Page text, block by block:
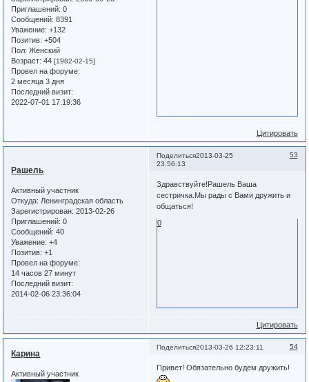
Приглашений: 0
Сообщений: 8391
Уважение: +132
Позитив: +504
Пол: Женский
Возраст: 44[1982-02-15]
Провел на форуме:
2 месяца 3 дня
Последний визит:
2022-07-01 17:19:36
Цитировать
Поделиться 53
2013-03-25
23:56:13
Рашель
Активный участник
Откуда: Ленинградская область
Зарегистрирован: 2013-02-26
Приглашений: 0
Сообщений: 40
Уважение: +4
Позитив: +1
Провел на форуме:
14 часов 27 минут
Последний визит:
2014-02-06 23:36:04
Здравствуйте!Рашель Ваша
сестричка.Мы рады с Вами дружить и
общаться!
0
Цитировать
Поделиться 54
2013-03-26 12:23:11
Карина
Активный участник
Привет! Обязательно будем дружить!